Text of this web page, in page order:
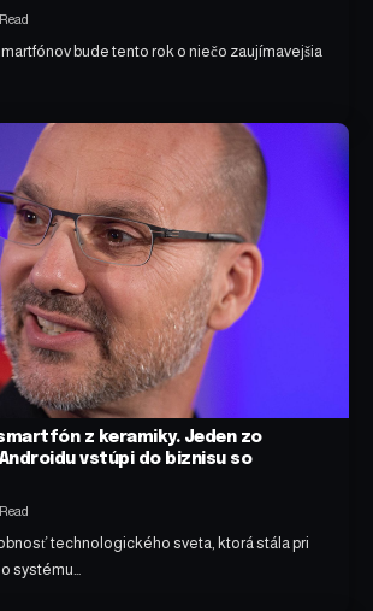
bude tento rok o niečo zaujímavejšia
z keramiky. Jeden zo
vstúpi do biznisu so
technologického sveta, ktorá stála pri
systému…